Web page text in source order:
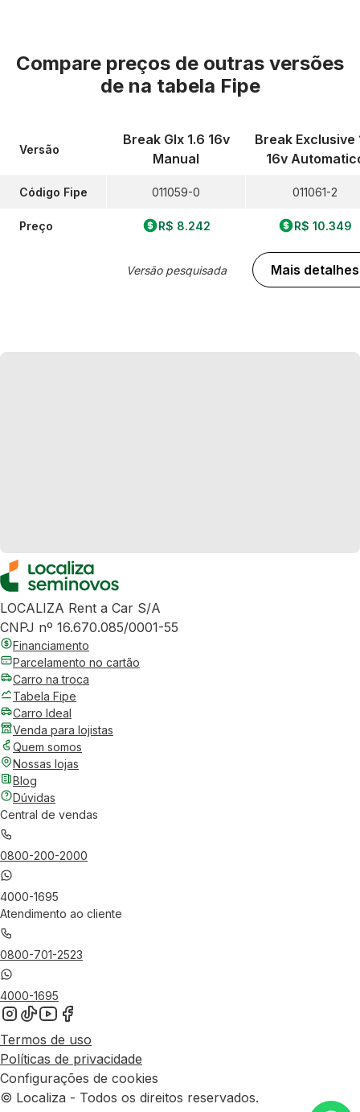
Compare preços de outras versões
de na tabela Fipe
Versão
Código Fipe
Preço
Break Glx 1.6 16v
Manual
011059-0
R$ 8.242
Versão pesquisada
Break Exclusive
16v
011061-2
R$ 10.349
Mais detalhes
LOCALIZA Rent a Car S/A
CNPJ nº 16.670.085/0001-55
Financiamento
Parcelamento no cartão
Carro na troca
Tabela Fipe
Carro Ideal
Venda para lojistas
Quem somos
Nossas lojas
Blog
Dúvidas
Central de vendas
0800-200-2000
4000-1695
Atendimento ao cliente
0800-701-2523
4000-1695
Termos de uso
Políticas de privacidade
Configurações de cookies
© Localiza - Todos os direitos reservados.